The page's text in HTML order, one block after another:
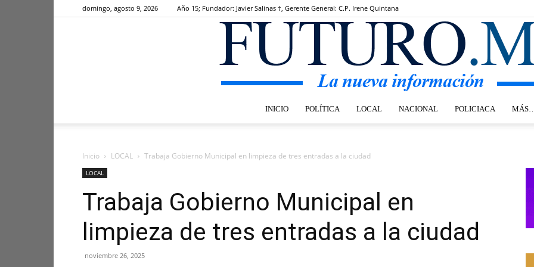
domingo, agosto 9, 2026 Año 15; Fundador: Javier Salinas †, Gerente General: C.P. Irene Quintana
INICIO POLÍTICA LOCAL NACIONAL POLICIACA
Inicio LOCAL Trabaja Gobierno Municipal en limpieza de tres entradas a la ciudad
LOCAL
Trabaja Gobierno Municipal en
limpieza de tres entradas a la ciudad
noviembre 26, 2025